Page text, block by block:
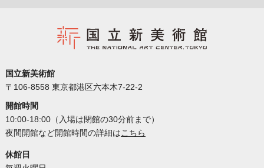
国立新美術館
〒106-8558 東京都港区六本木7-22-2
開館時間
10:00-18:00（入場は閉館の30分前まで）
夜間開館など開館時間の詳細はこちら
休館日